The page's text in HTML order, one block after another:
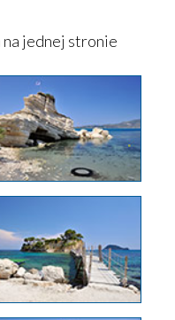
jednej stronie